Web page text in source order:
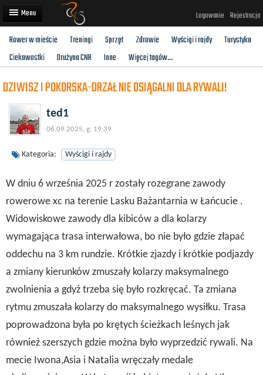
Logowanie Rejestracja
Artykuły
Użytkownicy
Rower w mieście Treningi Sprzęt Zdrowie Wyścigi i rajdy
Turystyka
Ciekawostki
Drużyna CNR Inne Więcej tagów...
DZIWISZ I POKORSKA-DRZAŁ NIE OSIĄGALNI DLA RYWALI!
ted1
06.09.2025, g. 19:39
Kategoria: Wyścigi i rajdy
W dniu 6 września 2025 r zostały rozegrane zawody
rowerowe xc na terenie Lasku Bażantarnia w Łańcucie .
Widowiskowe zawody dla kibiców a dla kolarzy
wymagająca trasa interwałowa, bo nie było gdzie złapać
oddechu na 3 km rundzie. Krótkie zjazdy i krótkie podjazdy
a zmiany kierunków zmuszały kolarzy maksymalnego
zwolnienia a gdyż trzeba się było rozkręcać. Ta zmiana
rytmu zmuszała kolarzy do maksymalnego wysiłku. Trasa
poprowadzona była po krętych ścieżkach leśnych jak
również szerszych gdzie można było wyprzedzić rywali. Na
mecie Iwona,Asia i Natalia wręczały medale